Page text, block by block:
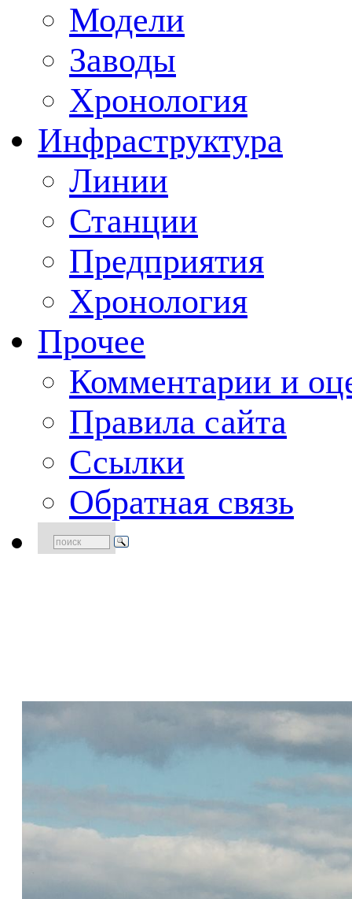
Модели
Заводы
Хронология
Инфраструктура
Линии
Станции
Предприятия
Хронология
Прочее
Комментарии и
Правила сайта
Ссылки
Обратная связь